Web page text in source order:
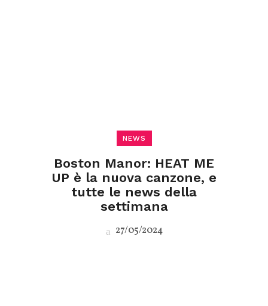
NEWS
Boston Manor: HEAT ME
UP è la nuova canzone, e
tutte le news della
settimana
27/05/2024